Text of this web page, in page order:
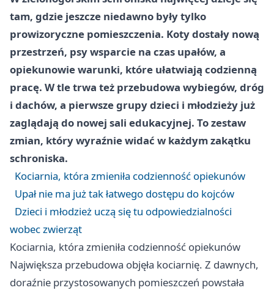
tam, gdzie jeszcze niedawno były tylko
prowizoryczne pomieszczenia. Koty dostały nową
przestrzeń, psy wsparcie na czas upałów, a
opiekunowie warunki, które ułatwiają codzienną
pracę. W tle trwa też przebudowa wybiegów, dróg
i dachów, a pierwsze grupy dzieci i młodzieży już
zaglądają do nowej sali edukacyjnej. To zestaw
zmian, który wyraźnie widać w każdym zakątku
schroniska.
Kociarnia, która zmieniła codzienność opiekunów
Upał nie ma już tak łatwego dostępu do kojców
Dzieci i młodzież uczą się tu odpowiedzialności
wobec zwierząt
Kociarnia, która zmieniła codzienność opiekunów
Największa przebudowa objęła kociarnię. Z dawnych,
doraźnie przystosowanych pomieszczeń powstała